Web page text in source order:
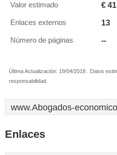
Valor estimado €
Enlaces externos 13
Número de páginas --
Última Actualización: 19/04/2018 . Datos
responsabilidad.
www.Abogados-
Enlaces